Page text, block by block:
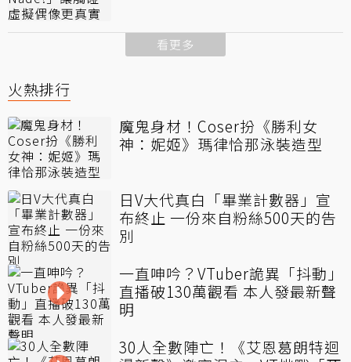
看更多
火熱排行
魔鬼身材！Coser扮《勝利女
神：妮姬》瑪律恰那泳裝造型
日V大代真白「畢業計數器」宣
布終止 一份來自粉絲500天的告
別
一直呻吟？VTuber詭異「抖動」
直播破130萬觀看 本人發最新聲
明
30人全數陣亡！《艾恩葛朗特迴